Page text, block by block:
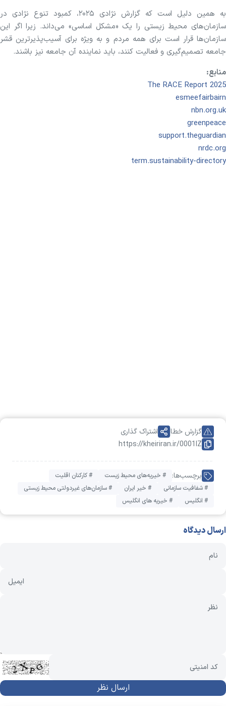
به همین دلیل است که گزارش نژادی ۲۰۲۵، کمبود تنوع نژادی در
سازمان‌های محیط زیستی را یک «مشکل اساسی» می‌داند. زیرا اگر این
سازمان‌ها قرار است برای همه مردم و به ویژه برای آسیب‌پذیرترین قشر
جامعه تصمیم‌گیری و فعالیت کنند، باید نماینده آن جامعه نیز باشند.
منابع:
The RACE Report 2025
esmeefairbairn
nbn.org.uk
greenpeace
support.theguardian
nrdc.org
term.sustainability-directory
https://kheiriran.ir/0001IZ
گزارش خطا اشتراک گذاری
برچسب‌ها: # خیریه‌های محیط زیست
# کارکنان اقلیت
# شفافیت سازمانی
# خیر ایران
# سازمان‌های غیردولتی محیط زیستی
# انگلیس
# خیریه های انگلیس
ارسال دیدگاه